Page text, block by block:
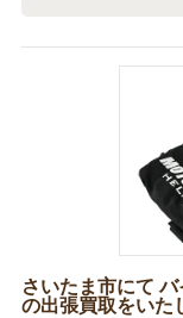
さいたま市にて
の出張買取をいた